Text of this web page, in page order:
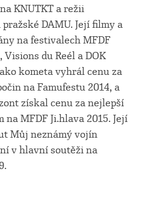
KNUTKT a režii
DAMU. Její filmy a
na festivalech MFDF
du Reél a DOK
kometa vyhrál cenu za
na Famufestu 2014, a
získal cenu za nejlepší
MFDF Ji.hlava 2015. Její
Můj neznámý vojín
v hlavní soutěži na